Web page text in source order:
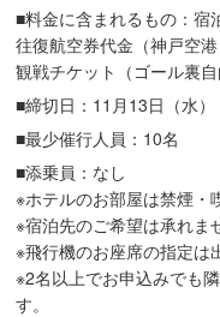
■料金に含まれるもの：宿
往復航空券代金（神戸空港
観戦チケット（ゴール裏自
■締切日：11月13日（水）
■最少催行人員：10名
■添乗員：なし
※ホテルのお部屋は禁煙・
※宿泊先のご希望は承れま
※飛行機のお座席の指定は
※2名以上でお申込みでも
す。